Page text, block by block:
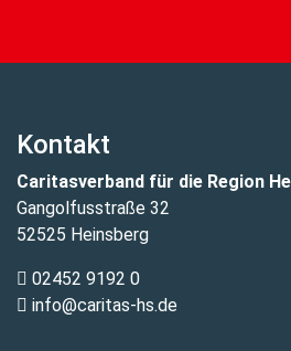
Kontakt
Caritasverband für die Region
Gangolfusstraße 32
52525 Heinsberg
02452 9192 0
info@caritas-hs.de